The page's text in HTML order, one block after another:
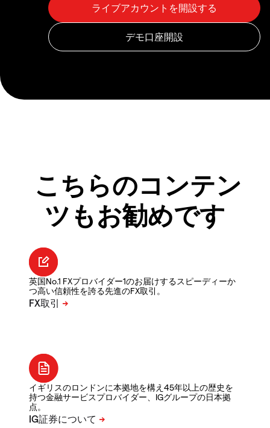
こちらのコンテン
ツもお勧めです
英国No.1 FXプロバイダー1のお届けするスピーディーか
つ高い信頼性を誇る先進のFX取引。
イギリスのロンドンに本拠地を構え45年以上の歴史を
持つ金融サービスプロバイダー、IGグループの日本拠
点。